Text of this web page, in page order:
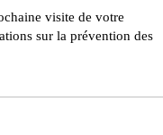
visite de votre
sur la prévention des